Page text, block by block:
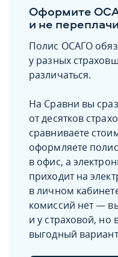
Оформите
и не
Полис ОСАГО
у разных
различаться.
На Сравни вы
от десятков
сравниваете
оформляете
в офис, а
приходит на
в личном
комиссий нет —
и у страховой, но
выгодный